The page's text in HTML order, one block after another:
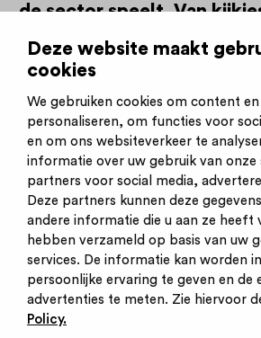
Deze website maakt
cookies
We gebruiken cookies om content
personaliseren, om functies voor
en om ons websiteverkeer te
informatie over uw gebruik van onze
partners voor social media,
Deze partners kunnen deze
andere informatie die u aan ze heeft
hebben verzameld op basis van uw
services. De informatie kan worden
persoonlijke ervaring te geven en de
advertenties te meten. Zie hiervoor
Policy.
de sector speelt. Van
nieuwste
Schrijf je nu in voor de
Inschrijven
Inloggen
Contact
Privacy statement